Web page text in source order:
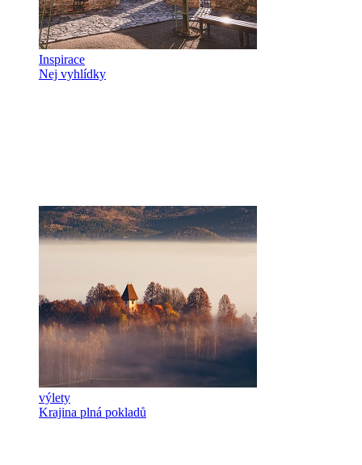
Inspirace
Nej vyhlídky
výlety
Krajina plná pokladů